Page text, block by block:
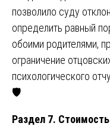
позволило суду
определить равный
обоими родителями,
ограничение
психологического
🛡️
Раздел 7.